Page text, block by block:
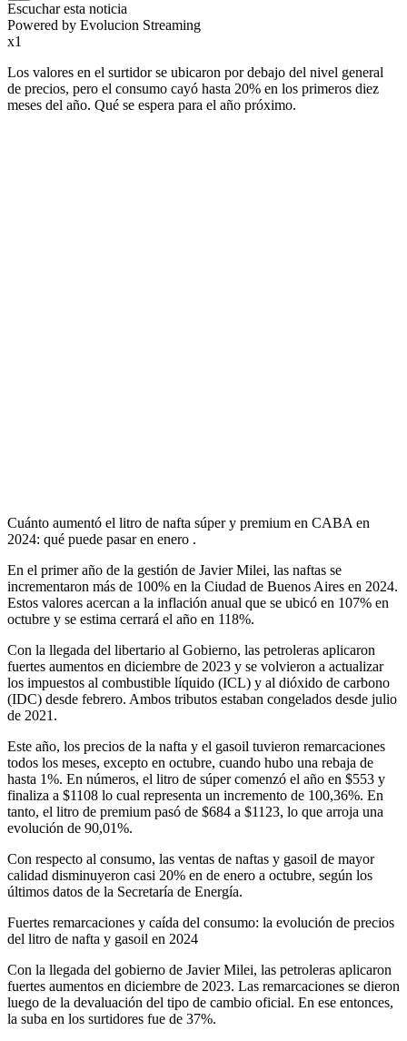
Escuchar esta noticia
Powered by Evolucion Streaming
x1
Los valores en el surtidor se ubicaron por debajo del nivel general
de precios, pero el consumo cayó hasta 20% en los primeros diez
meses del año. Qué se espera para el año próximo.
Cuánto aumentó el litro de nafta súper y premium en CABA en
2024: qué puede pasar en enero .
En el primer año de la gestión de Javier Milei, las naftas se
incrementaron más de 100% en la Ciudad de Buenos Aires en 2024.
Estos valores acercan a la inflación anual que se ubicó en 107% en
octubre y se estima cerrará el año en 118%.
Con la llegada del libertario al Gobierno, las petroleras aplicaron
fuertes aumentos en diciembre de 2023 y se volvieron a actualizar
los impuestos al combustible líquido (ICL) y al dióxido de carbono
(IDC) desde febrero. Ambos tributos estaban congelados desde julio
de 2021.
Este año, los precios de la nafta y el gasoil tuvieron remarcaciones
todos los meses, excepto en octubre, cuando hubo una rebaja de
hasta 1%. En números, el litro de súper comenzó el año en $553 y
finaliza a $1108 lo cual representa un incremento de 100,36%. En
tanto, el litro de premium pasó de $684 a $1123, lo que arroja una
evolución de 90,01%.
Con respecto al consumo, las ventas de naftas y gasoil de mayor
calidad disminuyeron casi 20% en de enero a octubre, según los
últimos datos de la Secretaría de Energía.
Fuertes remarcaciones y caída del consumo: la evolución de precios
del litro de nafta y gasoil en 2024
Con la llegada del gobierno de Javier Milei, las petroleras aplicaron
fuertes aumentos en diciembre de 2023. Las remarcaciones se dieron
luego de la devaluación del tipo de cambio oficial. En ese entonces,
la suba en los surtidores fue de 37%.